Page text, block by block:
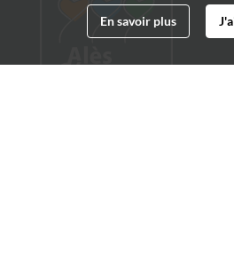
En savoir plus